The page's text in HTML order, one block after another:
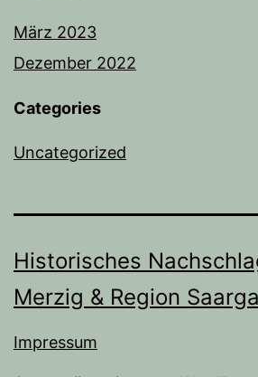
März 2023
Dezember 2022
Categories
Uncategorized
Historisches
Merzig & Region
Impressum